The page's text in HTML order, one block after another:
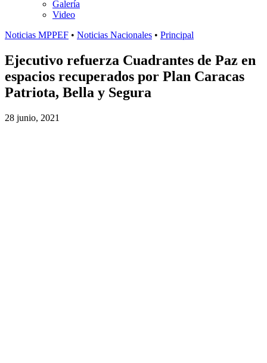
Galería
Video
Noticias MPPEF • Noticias Nacionales • Principal
Ejecutivo refuerza Cuadrantes de Paz en
espacios recuperados por Plan Caracas
Patriota, Bella y Segura
28 junio, 2021